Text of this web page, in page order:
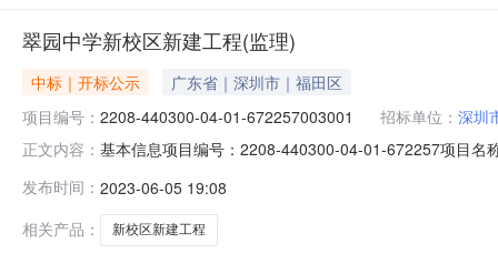
翠园中学新校区新建工程(监理)
中标｜开标公示
广东省｜深圳市｜福田区
项目编号： 2208-440300-04-01-672257003001 招标单位： 深圳
正文内容： 基本信息项目编号：2208-440300-04-01-672257项目名
发布截止时间：2023-06-08公示环节：资格审查环节公
发布时间： 2023-06-05 19:08
相关产品：
新校区新建工程